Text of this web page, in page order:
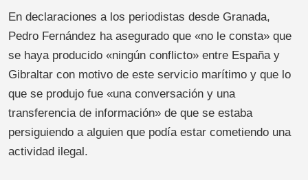
En declaraciones a los periodistas desde Granada,
Pedro Fernández ha asegurado que «no le consta» que
se haya producido «ningún conflicto» entre España y
Gibraltar con motivo de este servicio marítimo y que lo
que se produjo fue «una conversación y una
transferencia de información» de que se estaba
persiguiendo a alguien que podía estar cometiendo una
actividad ilegal.